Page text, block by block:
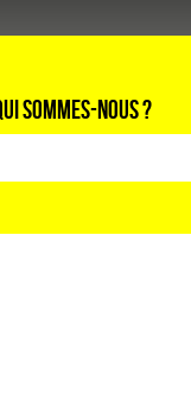
sommes-nous ?